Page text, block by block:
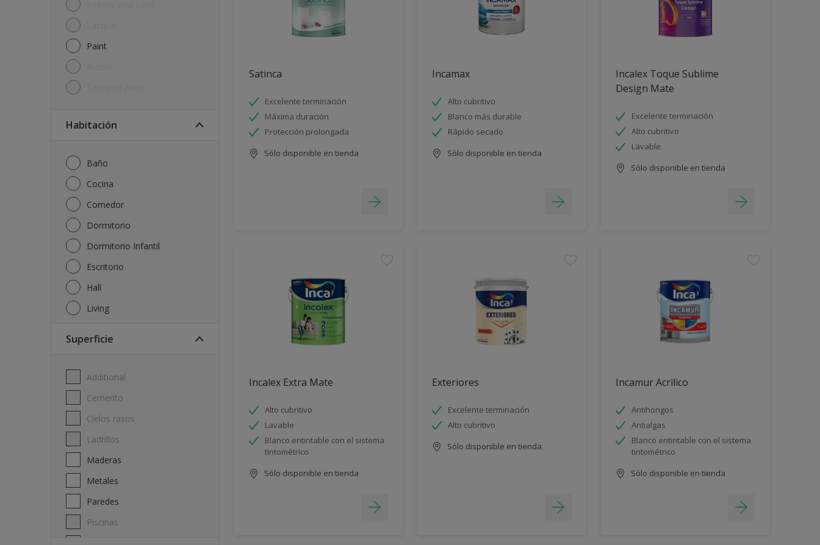
Paint
Habitación
Baño
Cocina
Comedor
Dormitorio
Dormitorio Infantil
Escritorio
Hall
Living
Superficie
Additional
Cemento
Cielos rasos
Ladrillos
Maderas
Metales
Paredes
Piscinas
Satinca
Excelente terminación
Máxima duración
Protección prolongada
Sólo disponible en tienda
Incamax
Alto cubritivo
Blanco más durable
Rápido secado
Sólo disponible en tienda
Incalex Toque Sublime
Design Mate
Excelente terminación
Alto cubritivo
Lavable
Sólo disponible en tienda
Incalex Extra Mate
Alto cubritivo
Lavable
Blanco entintable con el sistema
tintométrico
Sólo disponible en tienda
Exteriores
Excelente terminación
Alto cubritivo
Sólo disponible en tienda
Incamur Acrilico
Antihongos
Antialgas
Blanco entintable con el sistema
tintométrico
Sólo disponible en tienda